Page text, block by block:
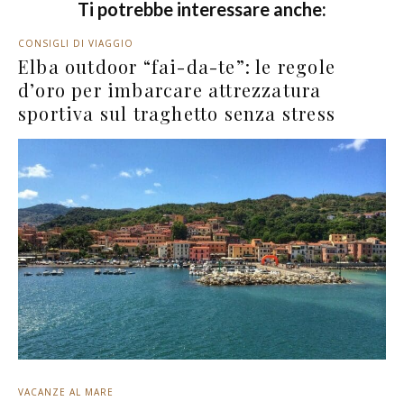
Ti potrebbe interessare anche:
CONSIGLI DI VIAGGIO
Elba outdoor “fai-da-te”: le regole
d’oro per imbarcare attrezzatura
sportiva sul traghetto senza stress
VACANZE AL MARE